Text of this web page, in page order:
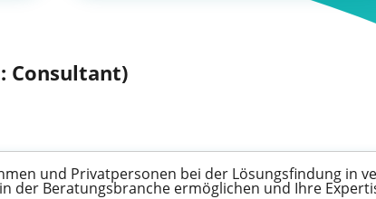
Consultant)
und Privatpersonen bei der Lösungsfindung in
der Beratungsbranche ermöglichen und Ihre